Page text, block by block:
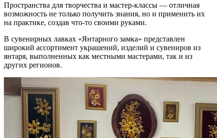
Пространства для творчества и мастер-классы — отличная
возможность не только получить знания, но и применить их
на практике, создав что-то своими руками.
В сувенирных лавках «Янтарного замка» представлен
широкий ассортимент украшений, изделий и сувениров из
янтаря, выполненных как местными мастерами, так и из
других регионов.